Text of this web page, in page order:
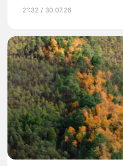
21:32 / 30.07.26